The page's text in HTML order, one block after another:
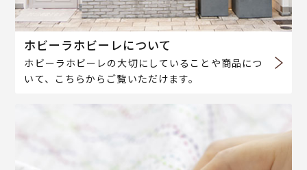
ホビーラホビーレについて
ホビーラホビーレの大切にしていることや商品につ
いて、こちらからご覧いただけます。